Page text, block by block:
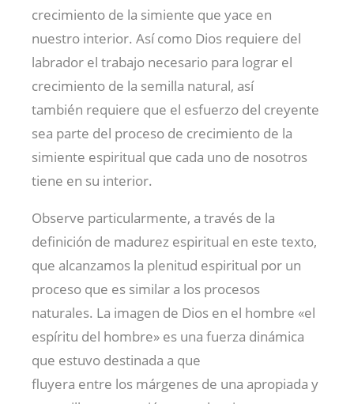
crecimiento de la simiente que yace en
nuestro interior. Así como Dios requiere del
labrador el trabajo necesario para lograr el
crecimiento de la semilla natural, así
también requiere que el esfuerzo del creyente
sea parte del proceso de crecimiento de la
simiente espiritual que cada uno de nosotros
tiene en su interior.
Observe particularmente, a través de la
definición de madurez espiritual en este texto,
que alcanzamos la plenitud espiritual por un
proceso que es similar a los procesos
naturales. La imagen de Dios en el hombre «el
espíritu del hombre» es una fuerza dinámica
que estuvo destinada a que
fluyera entre los márgenes de una apropiada y